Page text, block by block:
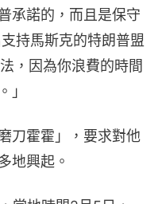
承諾的，而且是保守
持馬斯克的特朗普盟
，因為你浪費的時間
」
刀霍霍」，要求對他
地興起。